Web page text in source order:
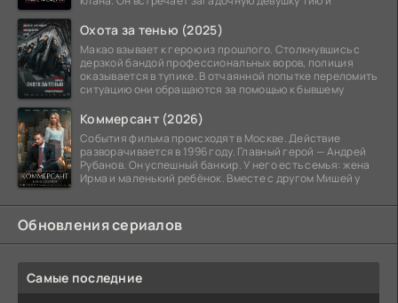
Охота за тенью (2025)
Макао взывает к герою из прошлого. Столкнувшись с
дерзкой бандой профессиональных воров, полиция
оказывается в тупике. В отчаянной попытке переломить
ситуацию они обращаются за помощью к бывшему
Коммерсант (2026)
События фильма происходят в Москве. Действие
разворачивается в 1996 году. Главный герой — Андрей
Рубанов. Он успешный банкир. У него есть семья: жена
Ирма и маленький ребёнок. Вместе с другом Мишей у
Обновления сериалов
Самые последние